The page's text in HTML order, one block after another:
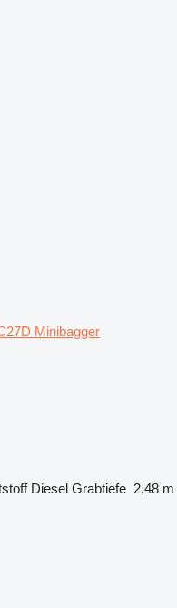
Minibagger
Diesel Grabtiefe 2,48 m